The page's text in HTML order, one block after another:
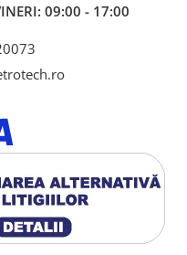
09:00 - 17:00